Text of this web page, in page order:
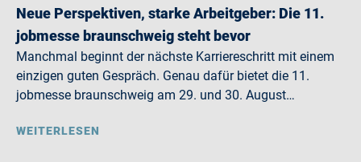
Neue Perspektiven, starke Arbeitgeber: Die 11.
jobmesse braunschweig steht bevor
Manchmal beginnt der nächste Karriereschritt mit einem
einzigen guten Gespräch. Genau dafür bietet die 11.
jobmesse braunschweig am 29. und 30. August…
WEITERLESEN